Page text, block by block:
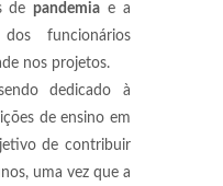
depandemia e a
funcionários
nos projetos.
dedicado à
de ensino em
de contribuir
uma vez que a